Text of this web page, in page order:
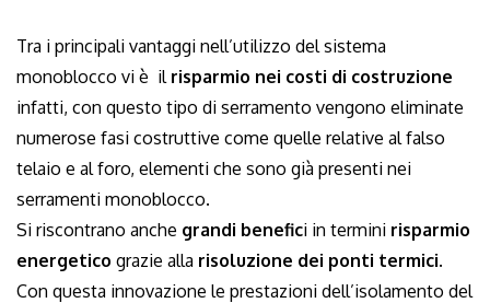
Tra i principali vantaggi nell’utilizzo del sistema
monoblocco vi è il risparmio nei costi di costruzione
infatti, con questo tipo di serramento vengono eliminate
numerose fasi costruttive come quelle relative al falso
telaio e al foro, elementi che sono già presenti nei
serramenti monoblocco.
Si riscontrano anche grandi benefici in termini risparmio
energetico grazie alla risoluzione dei ponti termici.
Con questa innovazione le prestazioni dell’isolamento del